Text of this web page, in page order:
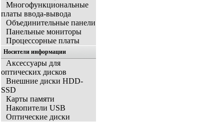
Многофункциональные
платы ввода-вывода
Объединительные панели
Панельные мониторы
Процессорные платы
Носители информации
Аксессуары для
оптических дисков
Внешние диски HDD-
SSD
Карты памяти
Накопители USB
Оптические диски